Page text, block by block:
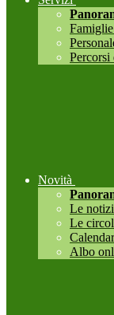
Percorsi
Novità
Le
Le
Albo